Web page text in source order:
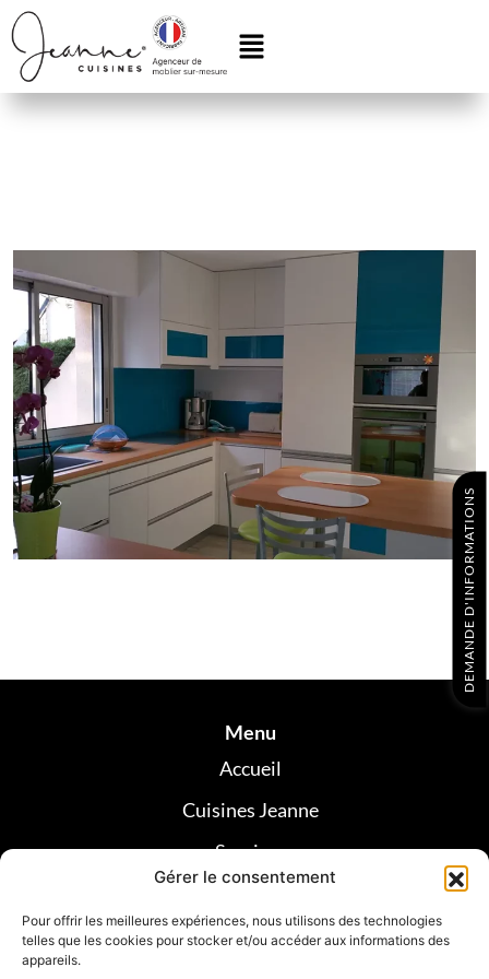
Gérer le consentement
Pour offrir les meilleures expériences, nous utilisons des technologies
telles que les cookies pour stocker et/ou accéder aux informations des
appareils.
Menu
Accueil
Cuisines Jeanne
Services
Avis clients
DEMANDE D'INFORMATIONS